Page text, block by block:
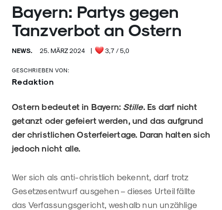
Bayern: Partys gegen
Tanzverbot an Ostern
NEWS. 25. MÄRZ 2024 | 3,7 / 5,0
GESCHRIEBEN VON:
Redaktion
Ostern bedeutet in Bayern: Stille. Es darf nicht
getanzt oder gefeiert werden, und das aufgrund
der christlichen Osterfeiertage. Daran halten sich
jedoch nicht alle.
Wer sich als anti-christlich bekennt, darf trotz
Gesetzesentwurf ausgehen – dieses Urteil fällte
das Verfassungsgericht, weshalb nun unzählige